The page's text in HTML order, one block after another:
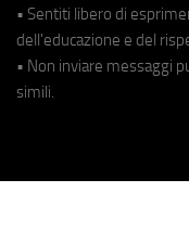
• Sentiti libero di
dell'educazione e del
• Non inviare messaggi
simili.